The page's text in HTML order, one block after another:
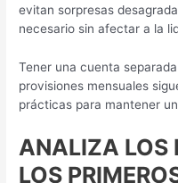
evitan sorpresas
necesario sin afectar a la
Tener una cuenta
provisiones mensuales
prácticas para mantener
ANALIZA LOS
LOS